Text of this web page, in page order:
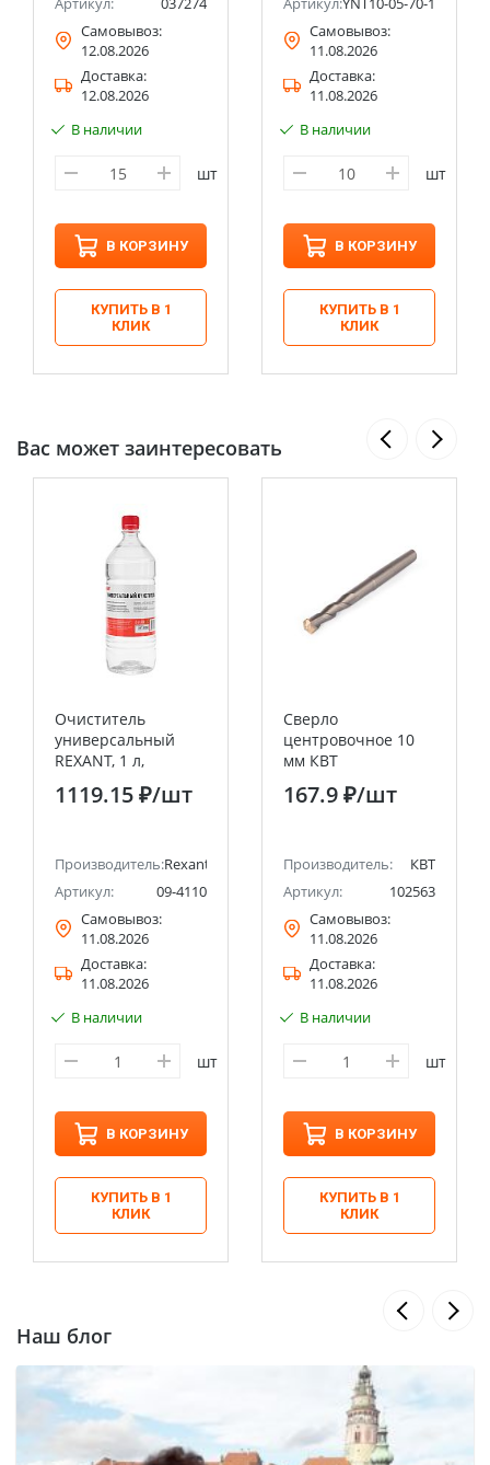
Самовывоз:
12.08.2026
Доставка:
12.08.2026
В наличии
шт
В КОРЗИНУ
КУПИТЬ В 1
КЛИК
Самовывоз:
11.08.2026
Доставка:
11.08.2026
В наличии
шт
В КОРЗИНУ
КУПИТЬ В 1
КЛИК
Вас может заинтересовать
Очиститель
универсальный
REXANT, 1 л,
(Абсолютированный
99,7%)
1119.15 ₽/шт
Производитель:Rexant
Артикул:
09-4110
Самовывоз:
11.08.2026
Доставка:
11.08.2026
В наличии
шт
В КОРЗИНУ
КУПИТЬ В 1
КЛИК
Сверло
центровочное 10
мм КВТ
167.9 ₽/шт
Производитель:
КВТ
Артикул:
102563
Самовывоз:
11.08.2026
Доставка:
11.08.2026
В наличии
шт
В КОРЗИНУ
КУПИТЬ В 1
КЛИК
Наш блог